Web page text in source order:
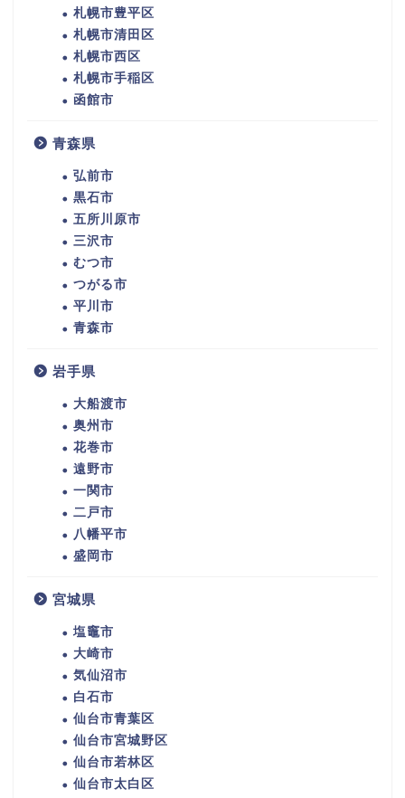
札幌市豊平区
札幌市清田区
札幌市西区
札幌市手稲区
函館市
青森県
弘前市
黒石市
五所川原市
三沢市
むつ市
つがる市
平川市
青森市
岩手県
大船渡市
奥州市
花巻市
遠野市
一関市
二戸市
八幡平市
盛岡市
宮城県
塩竈市
大崎市
気仙沼市
白石市
仙台市青葉区
仙台市宮城野区
仙台市若林区
仙台市太白区